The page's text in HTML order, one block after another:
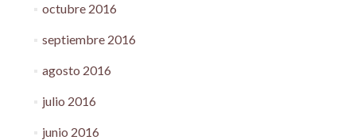
octubre 2016
septiembre 2016
agosto 2016
julio 2016
junio 2016